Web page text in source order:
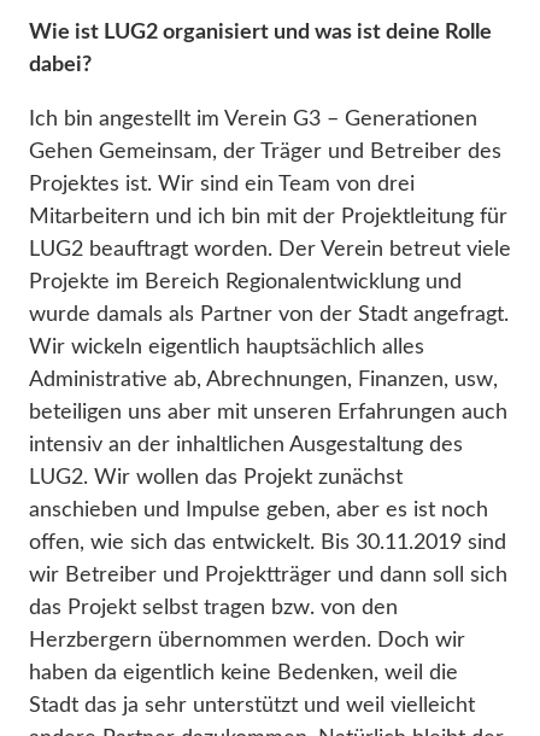
Wie ist LUG2 organisiert und was ist deine Rolle
dabei?
Ich bin angestellt im Verein G3 – Generationen
Gehen Gemeinsam, der Träger und Betreiber des
Projektes ist. Wir sind ein Team von drei
Mitarbeitern und ich bin mit der Projektleitung für
LUG2 beauftragt worden. Der Verein betreut viele
Projekte im Bereich Regionalentwicklung und
wurde damals als Partner von der Stadt angefragt.
Wir wickeln eigentlich hauptsächlich alles
Administrative ab, Abrechnungen, Finanzen, usw,
beteiligen uns aber mit unseren Erfahrungen auch
intensiv an der inhaltlichen Ausgestaltung des
LUG2. Wir wollen das Projekt zunächst
anschieben und Impulse geben, aber es ist noch
offen, wie sich das entwickelt. Bis 30.11.2019 sind
wir Betreiber und Projektträger und dann soll sich
das Projekt selbst tragen bzw. von den
Herzbergern übernommen werden. Doch wir
haben da eigentlich keine Bedenken, weil die
Stadt das ja sehr unterstützt und weil vielleicht